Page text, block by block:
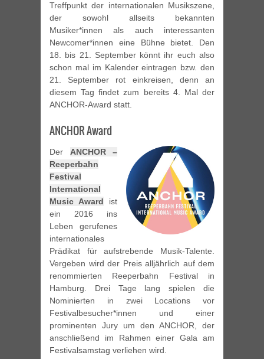
Treffpunkt der internationalen Musikszene,
der sowohl allseits bekannten
Musiker*innen als auch interessanten
Newcomer*innen eine Bühne bietet. Den
18. bis 21. September könnt ihr euch also
schon mal im Kalender eintragen bzw. den
21. September rot einkreisen, denn an
diesem Tag findet zum bereits 4. Mal der
ANCHOR-Award statt.
ANCHOR Award
Der ANCHOR –
Reeperbahn
Festival
International
Music Award ist
ein 2016 ins
Leben gerufenes
internationales
Prädikat für aufstrebende Musik-Talente.
Vergeben wird der Preis alljährlich auf dem
renommierten Reeperbahn Festival in
Hamburg. Drei Tage lang spielen die
Nominierten in zwei Locations vor
Festivalbesucher*innen und einer
prominenten Jury um den ANCHOR, der
anschließend im Rahmen einer Gala am
Festivalsamstag verliehen wird.